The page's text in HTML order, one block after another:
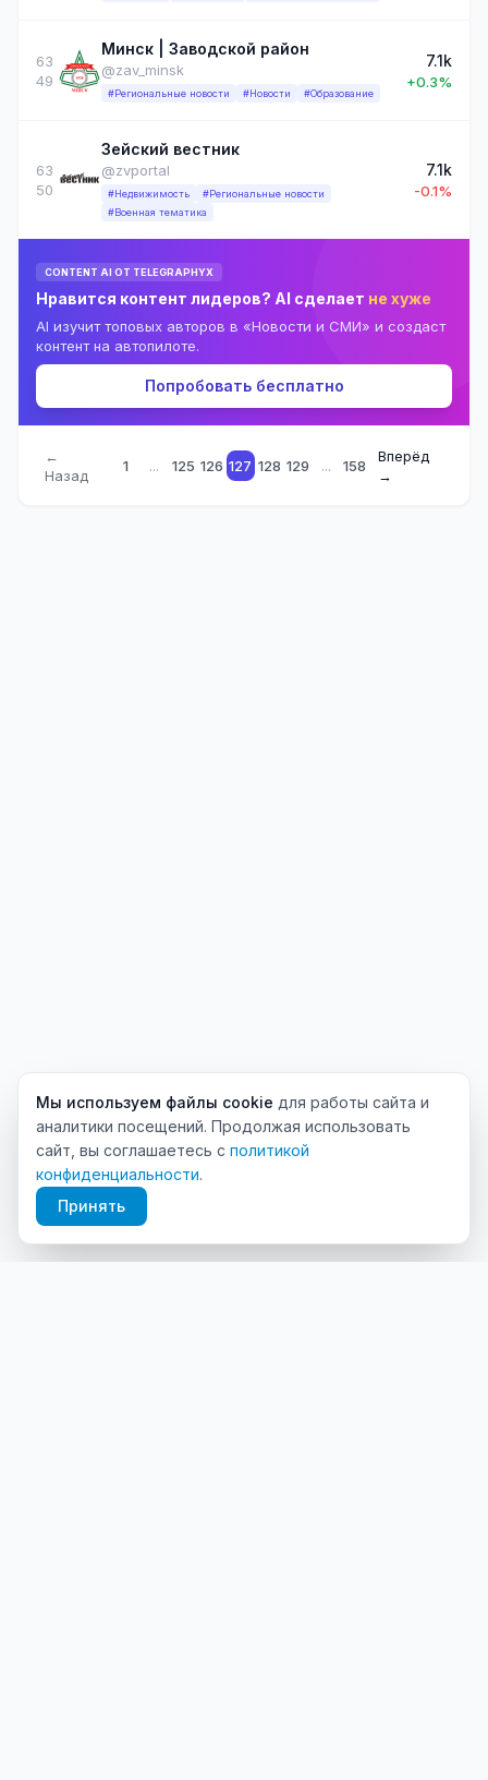
63
49
Минск | Заводской район
@zav_minsk
#Региональные новости #Новости #Образование
7.1k
+0.3%
63
50
Зейский вестник
@zvportal
#Недвижимость
#Региональные новости
#Военная тематика
7.1k
-0.1%
CONTENT AI ОТ TELEGRAPHYX
Нравится контент лидеров? AI сделает не хуже
AI изучит топовых авторов в «Новости и СМИ» и создаст
контент на автопилоте.
Попробовать бесплатно
←
Назад
1 ... 125 126 127 128 129 ... 158
Вперёд
→
Мы используем файлы cookie для работы сайта и
аналитики посещений. Продолжая использовать
сайт, вы соглашаетесь с политикой
конфиденциальности.
Принять